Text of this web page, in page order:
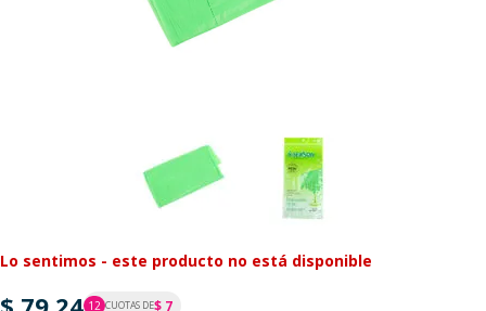
Lo sentimos - este producto no está disponible
12 CUOTAS DE$ 7